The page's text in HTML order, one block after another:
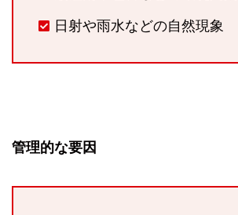
日射や雨水などの自然現象
管理的な要因